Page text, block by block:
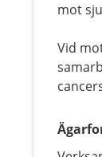
mot
Vid